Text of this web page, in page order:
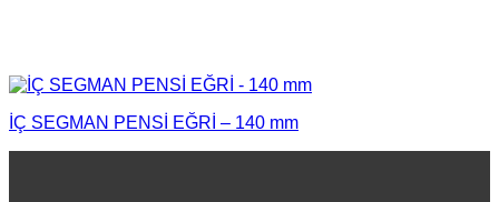
İÇ SEGMAN PENSİ EĞRİ – 140 mm